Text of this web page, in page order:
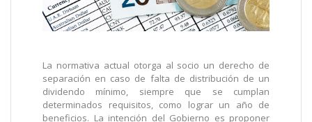
La normativa actual otorga al socio un derecho de
separación en caso de falta de distribución de un
dividendo mínimo, siempre que se cumplan
determinados requisitos, como lograr un año de
beneficios. La intención del Gobierno es proponer